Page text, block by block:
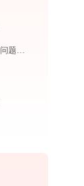
(2026最新) 闪铸科技Foto 6.0打印机连接问题解决方法 - 金山毒霸